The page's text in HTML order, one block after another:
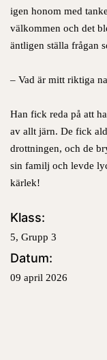
igen honom med
välkommen och det
äntligen ställa frågan
– Vad är mitt riktiga
Han fick reda på att
av allt järn. De fick
drottningen, och de
sin familj och levde
kärlek!
Klass:
5, Grupp 3
Datum:
09 april 2026